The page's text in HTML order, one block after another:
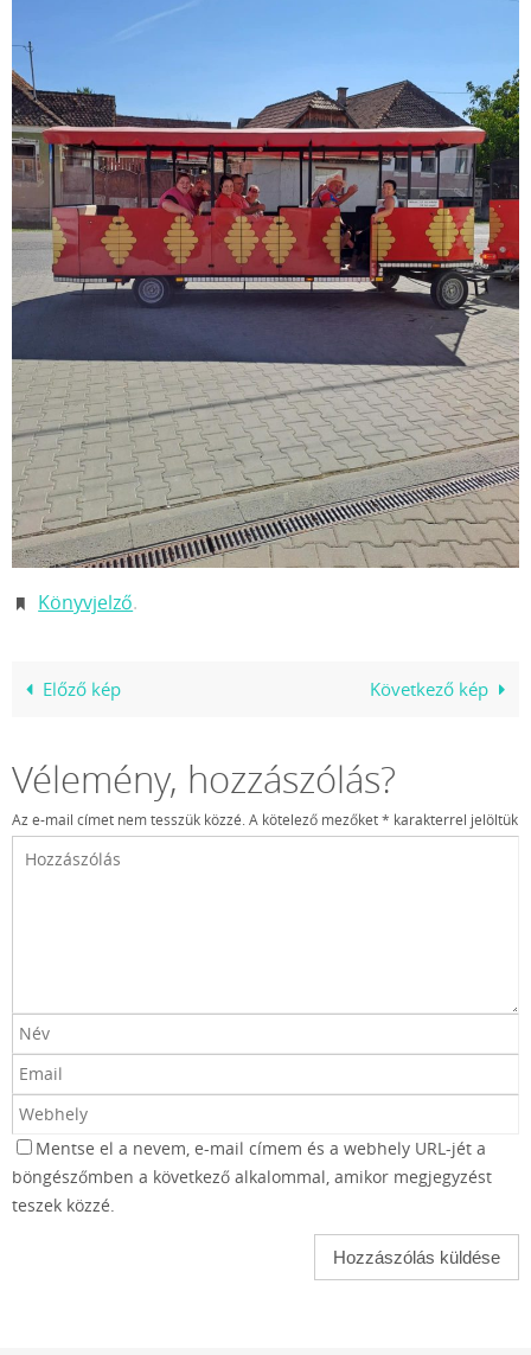
Könyvjelző.
Előző kép Következő kép
Vélemény, hozzászólás?
Az e-mail címet nem tesszük közzé.A kötelező mezőket* karakterrel jelöltük
Mentse el a nevem, e-mail címem és a webhely URL-jét a
böngészőmben a következő alkalommal, amikor megjegyzést
teszek közzé.